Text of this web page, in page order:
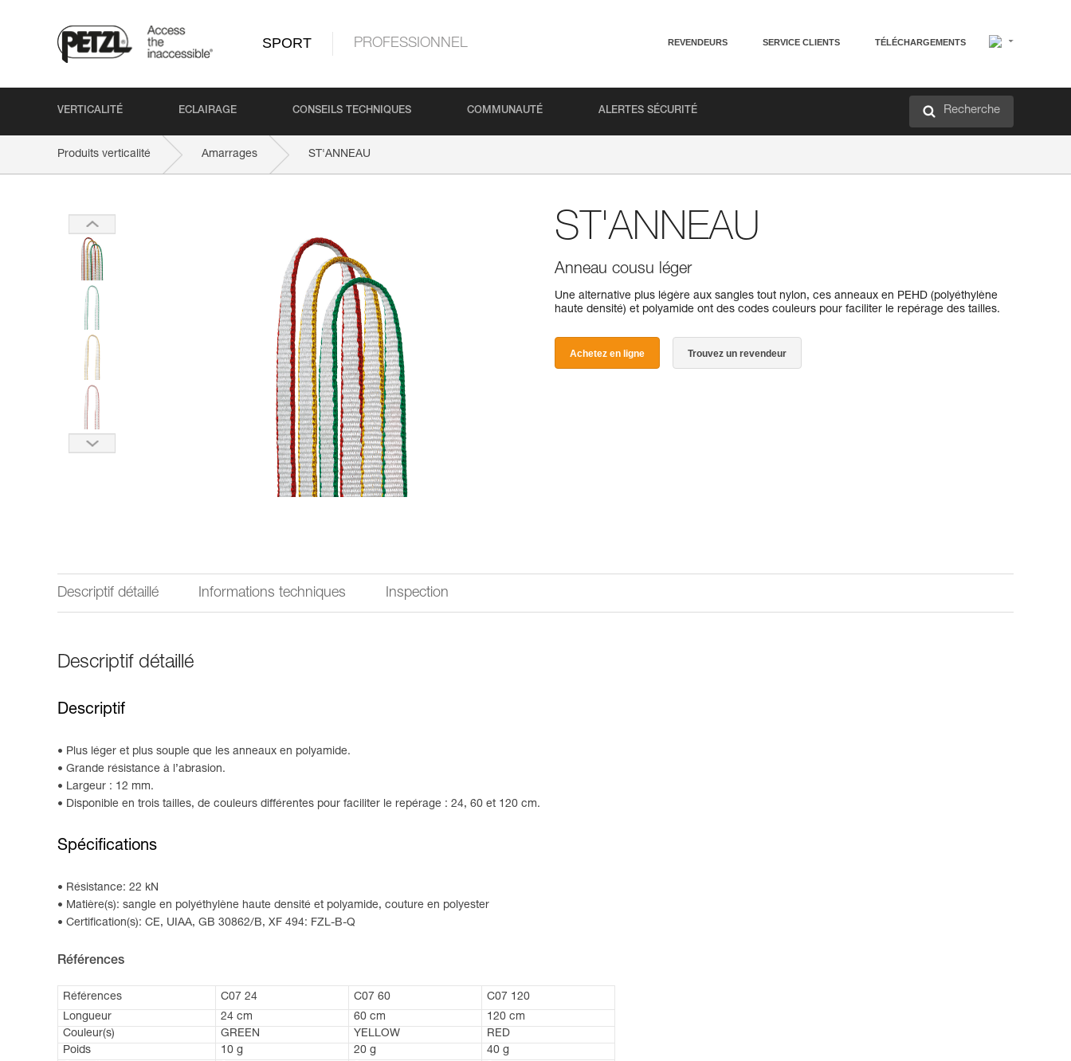
SPORT PROFESSIONNEL REVENDEURS SERVICE CLIENTS TÉLÉCHARGEMENTS
VERTICALITÉ ECLAIRAGE CONSEILS TECHNIQUES COMMUNAUTÉ ALERTES SÉCURITÉ Recherche
Produits verticalité Amarrages ST'ANNEAU
ST'ANNEAU
Anneau cousu léger
Une alternative plus légère aux sangles tout nylon, ces anneaux en PEHD (polyéthylène
haute densité) et polyamide ont des codes couleurs pour faciliter le repérage des tailles.
Achetez en ligne Trouvez un revendeur
Descriptif détaillé Informations techniques Inspection
Descriptif détaillé
Descriptif
Plus léger et plus souple que les anneaux en polyamide.
Grande résistance à l’abrasion.
Largeur : 12 mm.
Disponible en trois tailles, de couleurs différentes pour faciliter le repérage : 24, 60 et 120 cm.
Spécifications
Résistance: 22 kN
Matière(s): sangle en polyéthylène haute densité et polyamide, couture en polyester
Certification(s): CE, UIAA, GB 30862/B, XF 494: FZL-B-Q
Références
Références C07 24 C07 60
C07 120
Longueur
24 cm 60 cm
120 cm
Couleur(s)
GREEN YELLOW
RED
Poids
10 g 20 g
40 g